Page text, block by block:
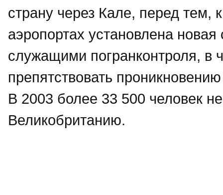
страну через Кале, перед тем,
аэропортах установлена
служащими погранконтроля, в
препятствовать
В 2003 более 33 500 человек
Великобританию.